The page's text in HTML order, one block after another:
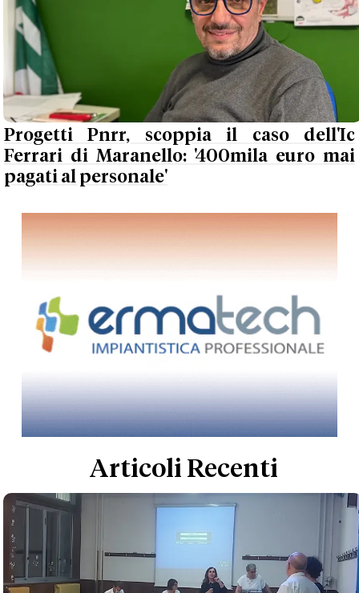
Progetti Pnrr, scoppia il caso dell'Ic
Ferrari di Maranello: '400mila euro mai
pagati al personale'
Articoli Recenti